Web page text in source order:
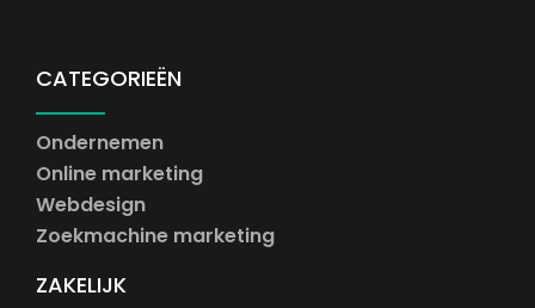
CATEGORIEËN
Ondernemen
Online marketing
Webdesign
Zoekmachine marketing
ZAKELIJK